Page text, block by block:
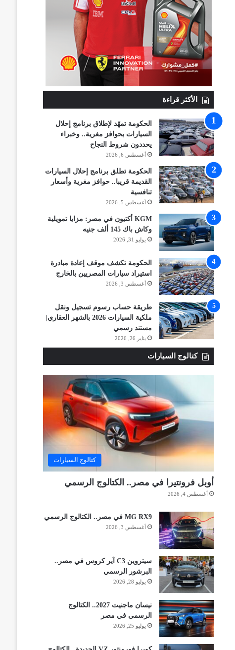
الأكثر قراءة
الحكومة تمهّد لإطلاق برنامج إحلال
السيارات بحوافز مغرية.. وخبراء
يحددون شروط النجاح
أغسطس 6, 2026
الحكومة تطلق برنامج إحلال السيارات
القديمة قريبا.. حوافز مغرية وأسعار
تنافسية
أغسطس 5, 2026
KGM أكتيون في مصر: مزايا تمويلية
وكاش باك 145 ألف جنيه
يوليو 31, 2026
الحكومة تكشف موقف إعادة مبادرة
استيراد سيارات المصريين بالخارج
أغسطس 3, 2026
طريقة حساب رسوم تسجيل ونقل
ملكية السيارات 2026 بالشهر العقاري|
مستند رسمي
يناير 26, 2026
كتالوج السيارات
كتالوج السيارات
أوبل فرونتيرا في مصر.. الكتالوج الرسمي
أغسطس 4, 2026
MG RX9 في مصر.. الكتالوج الرسمي
أغسطس 3, 2026
سيتروين C3 آير كروس في مصر..
البرشور الرسمي
يوليو 28, 2026
نيسان ماجنيت 2027.. الكتالوج
الرسمي في مصر
يوليو 25, 2026